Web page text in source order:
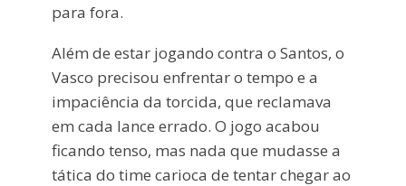
para fora.
Além de estar jogando contra o Santos, o
Vasco precisou enfrentar o tempo e a
impaciência da torcida, que reclamava
em cada lance errado. O jogo acabou
ficando tenso, mas nada que mudasse a
tática do time carioca de tentar chegar ao